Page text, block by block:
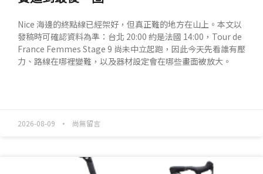
Nice 海邊的終點線已經架好，但真正難的地方在山上。本文以
發稿時可確認資料為準：台北 20:00 約是法國 14:00，Tour de
France Femmes Stage 9 尚未中立起跑，因此今天先看誰有壓
力、路線在哪裡變難，以及器材設定會在哪些畫面被放大。
2026-08-09 尚無留言